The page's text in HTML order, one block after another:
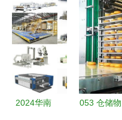
劢微机器人
即将闪耀韩
国智能工厂
与自动化展
览会
解决方案赋
能汽配行业
转型升级
2024华南
053 仓储物